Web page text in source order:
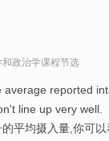
政治学课程节选
reported
line up very well.
平均摄入量,你可